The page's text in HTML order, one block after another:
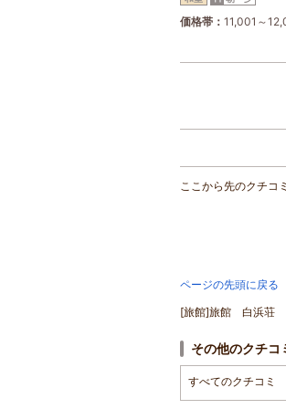
価格帯 11,001～
ここから先のクチコ
ページの先頭に戻る
[旅館]旅館 白浜荘
その他のクチ
すべてのクチコミ